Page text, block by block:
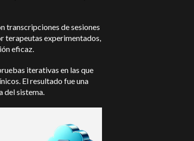
transcripciones de sesiones
terapeutas experimentados,
eficaz.
iterativas en las que
El resultado fue una
del sistema.